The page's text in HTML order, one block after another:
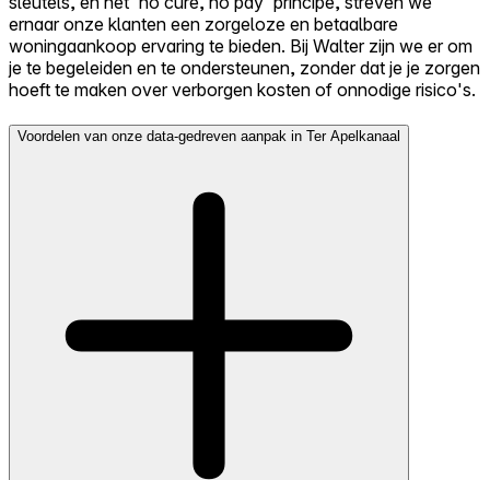
ernaar onze klanten een zorgeloze en betaalbare
woningaankoop ervaring te bieden. Bij Walter zijn we er om
je te begeleiden en te ondersteunen, zonder dat je je zorgen
hoeft te maken over verborgen kosten of onnodige risico's.
Voordelen van onze data-gedreven aanpak in Ter Apelkanaal